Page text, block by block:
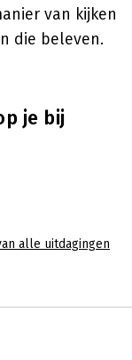
van kijken
die beleven.
je bij
alle uitdagingen